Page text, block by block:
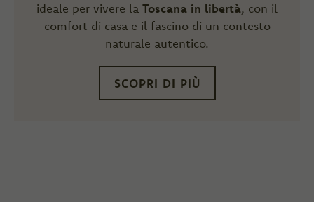
ideale per vivere la Toscana in libertà, con il
comfort di casa e il fascino di un contesto
naturale autentico.
SCOPRI DI PIÙ